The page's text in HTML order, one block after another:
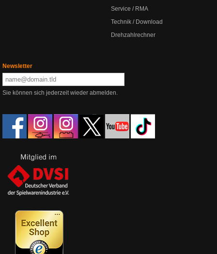
Service / RMA
Technik / Download
Drehzahlrechner
Newsletter
Sie können sich jederzeit wieder abmelden.